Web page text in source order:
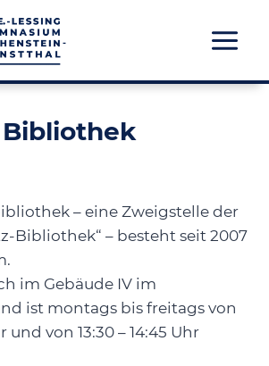
Bibliothek
– eine Zweigstelle der
Bibliothek“ – besteht seit 2007
im Gebäude IV im
ist montags bis freitags von
und von 13:30 – 14:45 Uhr